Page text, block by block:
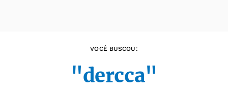
VOCÊ BUSCOU:
"dercca"